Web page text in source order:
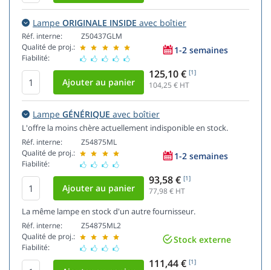
Lampe ORIGINALE INSIDE avec boîtier
Réf. interne:
Qualité de proj.:
Fiabilité:
Z50437GLM
1-2 semaines
125,10 € [1]
104,25 € HT
Lampe GÉNÉRIQUE avec boîtier
L'offre la moins chère actuellement indisponible en stock.
Réf. interne:
Qualité de proj.:
Fiabilité:
Z54875ML
1-2 semaines
93,58 € [1]
77,98€ HT
La même lampe en stock d'un autre fournisseur.
Réf. interne:
Qualité de proj.:
Fiabilité:
Z54875ML2
Stock externe
111,44 € [1]